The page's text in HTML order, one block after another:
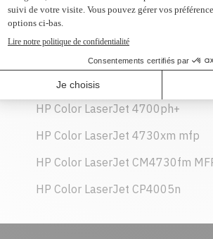
HP Color LaserJet 4700dn
HP Color LaserJet 4700ph+
HP Color LaserJet 4730xm mfp
HP Color LaserJet CM4730fm
HP Color LaserJet CP4005n